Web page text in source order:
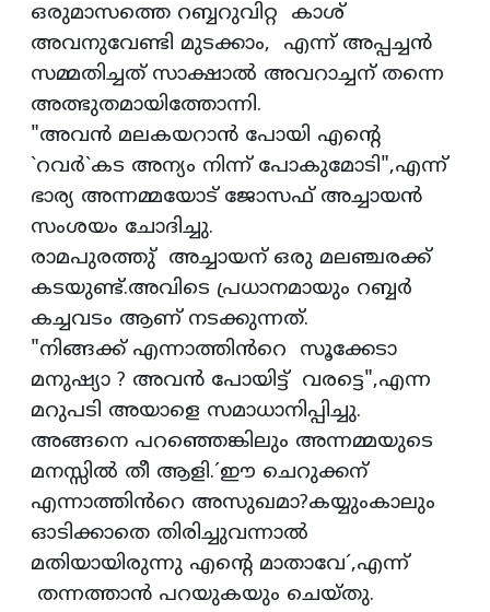
ഒരുമാസത്തെ റബ്ബറുവിറ്റ കാശ്
അവനുവേണ്ടി മുടക്കാം, എന്ന് അപ്പച്ചൻ
സമ്മതിച്ചത് സാക്ഷാൽ അവറാച്ചന് തന്നെ
അത്ഭുതമായിത്തോന്നി.
"അവൻ മലകയറാൻ പോയി എൻ്റെ
`റവർ`കട അന്യം നിന്ന് പോകുമോടി",എന്ന്
ഭാര്യ അന്നമ്മയോട് ജോസഫ് അച്ചായൻ
സംശയം ചോദിച്ചു.
രാമപുരത്തു് അച്ചായന് ഒരു മലഞ്ചരക്ക്
കടയുണ്ട്.അവിടെ പ്രധാനമായും റബ്ബർ
കച്ചവടം ആണ് നടക്കുന്നത്.
"നിങ്ങക്ക് എന്നാത്തിൻറെ സൂക്കേടാ
മനുഷ്യാ ? അവൻ പോയിട്ട് വരട്ടെ",എന്ന
മറുപടി അയാളെ സമാധാനിപ്പിച്ചു.
അങ്ങനെ പറഞ്ഞെങ്കിലും അന്നമ്മയുടെ
മനസ്സിൽ തീ ആളി.´ഈ ചെറുക്കന്
എന്നാത്തിൻറെ അസുഖമാ?കയ്യുംകാലും
ഓടിക്കാതെ തിരിച്ചുവന്നാൽ
മതിയായിരുന്നു എൻ്റെ മാതാവേ´,എന്ന്
തന്നത്താൻ പറയുകയും ചെയ്‌തു.